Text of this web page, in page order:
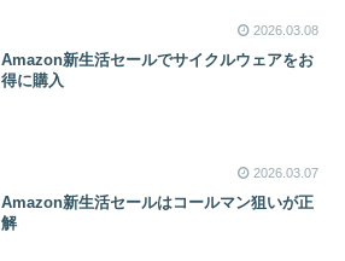
2026.03.08
Amazon新生活セールでサイクルウェアをお
得に購入
2026.03.07
Amazon新生活セールはコールマン狙いが正
解